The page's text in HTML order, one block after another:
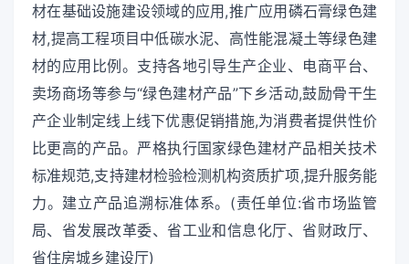
材在基础设施建设领域的应用,推广应用磷石膏绿色建
材,提高工程项目中低碳水泥、高性能混凝土等绿色建
材的应用比例。支持各地引导生产企业、电商平台、
卖场商场等参与“绿色建材产品”下乡活动,鼓励骨干生
产企业制定线上线下优惠促销措施,为消费者提供性价
比更高的产品。严格执行国家绿色建材产品相关技术
标准规范,支持建材检验检测机构资质扩项,提升服务能
力。建立产品追溯标准体系。(责任单位:省市场监管
局、省发展改革委、省工业和信息化厅、省财政厅、
省住房城乡建设厅)